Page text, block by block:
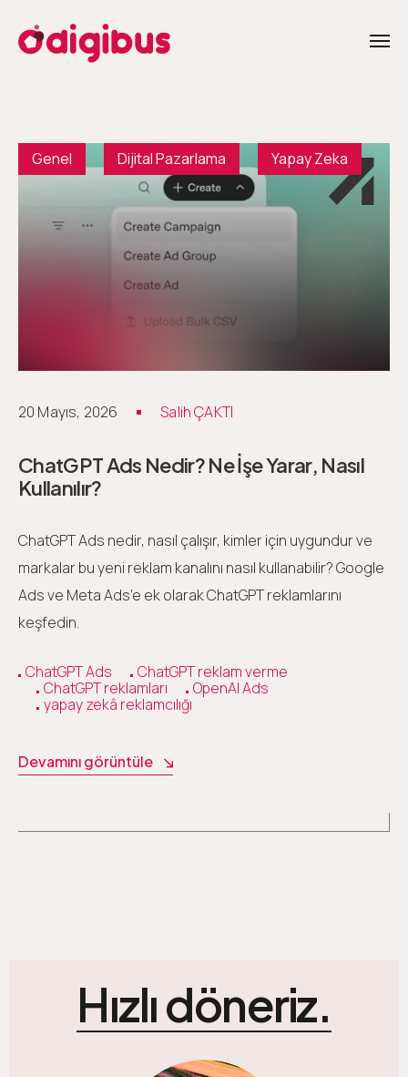
Genel Dijital Pazarlama Yapay Zeka
20 Mayıs, 2026 Salih ÇAKTI
ChatGPT Ads Nedir? Ne İşe Yarar, Nasıl
Kullanılır?
ChatGPT Ads nedir, nasıl çalışır, kimler için uygundur ve
markalar bu yeni reklam kanalını nasıl kullanabilir? Google
Ads ve Meta Ads’e ek olarak ChatGPT reklamlarını
keşfedin.
ChatGPT Ads
ChatGPT reklam verme
ChatGPT reklamları
OpenAI Ads
yapay zekâ reklamcılığı
Devamını görüntüle
Hızlı döneriz.